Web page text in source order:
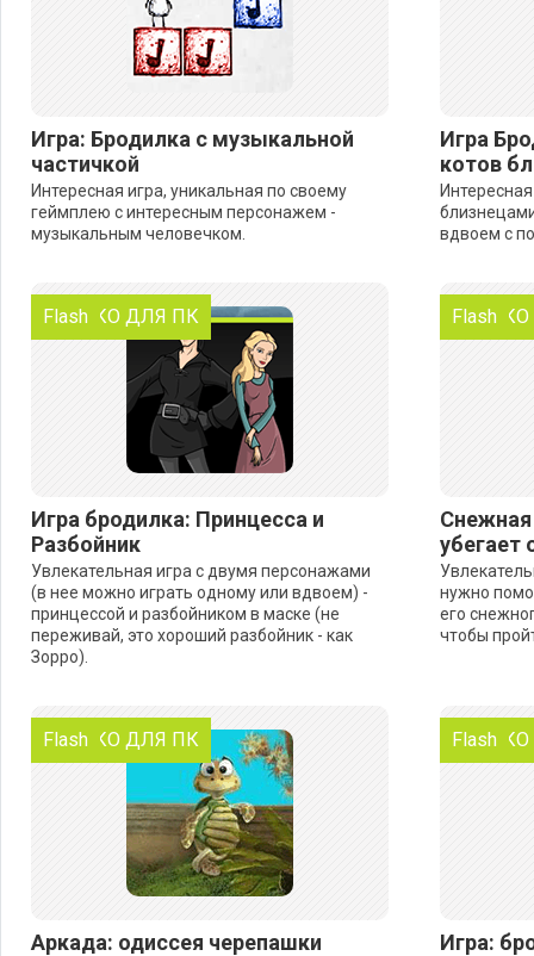
Игра: Бродилка с музыкальной
частичкой
Интересная игра, уникальная по своему
геймплею с интересным персонажем -
музыкальным человечком.
Игра
котов
вдвоем с
ТОЛЬКО ДЛЯ ПК
Flash
Игра бродилка: Принцесса и
Разбойник
Увлекательная игра с двумя персонажами
(в нее можно играть одному или вдвоем) -
принцессой и разбойником в маске (не
переживай, это хороший разбойник - как
Зорро).
Flash
убегает
нужно
его
чтобы
ТОЛЬКО ДЛЯ ПК
Flash
Аркада: одиссея черепашки
Flash
Игра: